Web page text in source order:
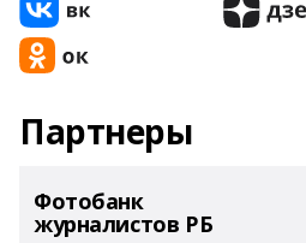
Партнеры
Фотобанк
журналистов РБ